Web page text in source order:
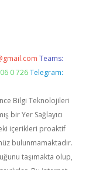
Teams:
0 726 Telegram:
Bilgi Teknolojileri
bir Yer Sağlayıcı
içerikleri proaktif
bulunmamaktadır.
taşımakta olup,